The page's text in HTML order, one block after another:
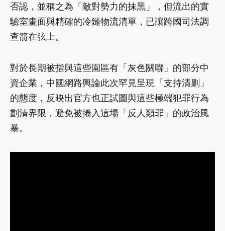
否認，並稱之為「敵對勢力的抹黑」，但流出的實
驗室畫面與精確的冷鏈物流清單，已讓跨國司法調
查箭在弦上。
對於長期被指與這些園區有「灰色關聯」的部分中
資企業，中國網路輿論此次罕見呈現「支持清剿」
的態度，反映出官方也正試圖與這些極端犯罪行為
劃清界限，避免被捲入這場「反人類罪」的政治風
暴。